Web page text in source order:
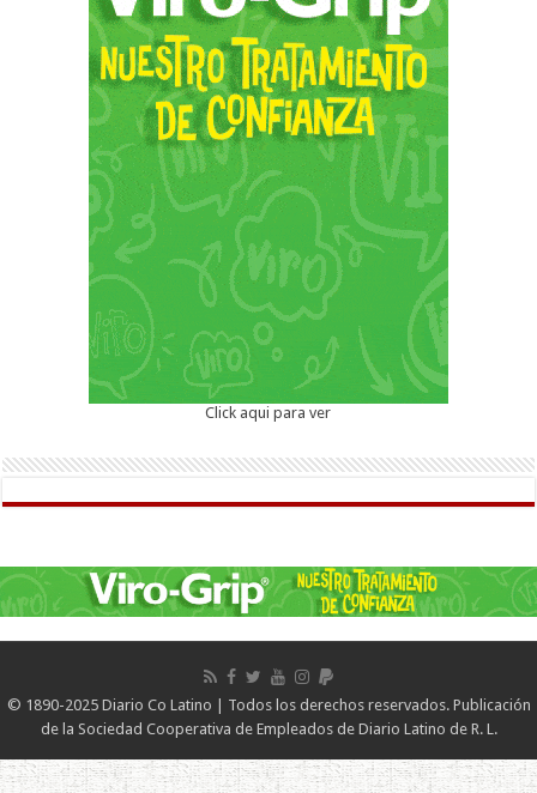
Click aqui para ver
© 1890-2025 Diario Co Latino | Todos los derechos reservados. Publicación
de la Sociedad Cooperativa de Empleados de Diario Latino de R. L.